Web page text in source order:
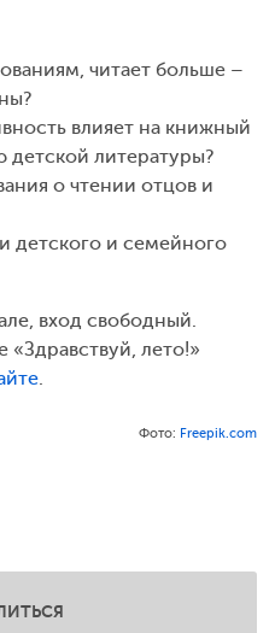
читает больше –
влияет на книжный
литературы?
о чтении отцов и
детского и семейного
вход свободный.
«Здравствуй, лето!»
.
Фото: Freepik.com